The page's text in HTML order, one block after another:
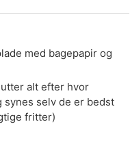
med bagepapir og
alt efter hvor
synes selv de er bedst
fritter)